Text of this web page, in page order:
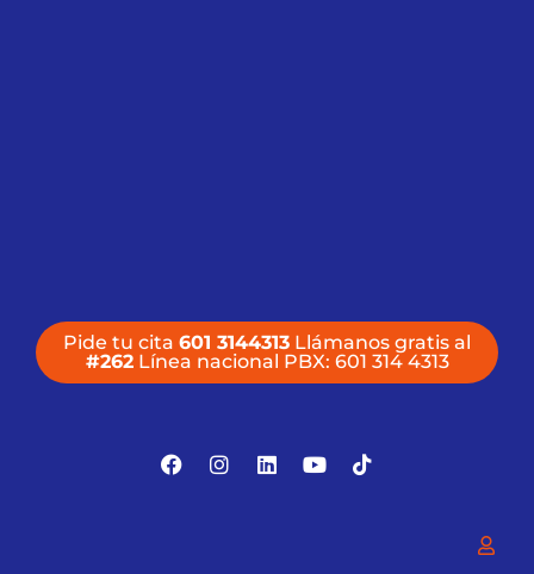
Pide tu cita 601 3144313 Llámanos gratis al
#262Línea nacional PBX: 601 314 4313